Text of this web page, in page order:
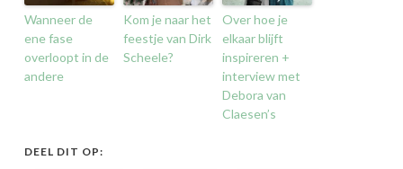
Wanneer de
ene fase
overloopt in de
andere
Kom je naar het
feestje van Dirk
Scheele?
Over hoe je
elkaar blijft
inspireren +
interview met
Debora van
Claesen’s
DEEL DIT OP: